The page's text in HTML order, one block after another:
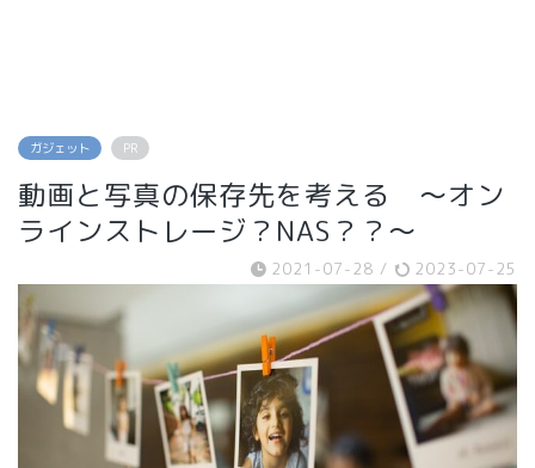
ガジェット PR
動画と写真の保存先を考える ～オン
ラインストレージ？NAS？？～
2021-07-28 / 2023-07-25